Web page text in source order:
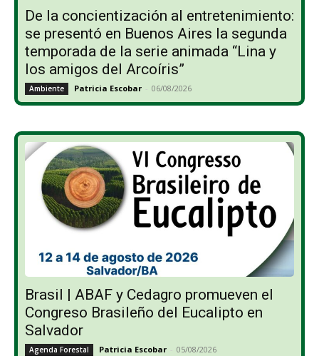
De la concientización al entretenimiento:
se presentó en Buenos Aires la segunda
temporada de la serie animada “Lina y
los amigos del Arcoíris”
Ambiente Patricia Escobar - 06/08/2026
Brasil | ABAF y Cedagro promueven el
Congreso Brasileño del Eucalipto en
Salvador
Agenda Forestal Patricia Escobar - 05/08/2026